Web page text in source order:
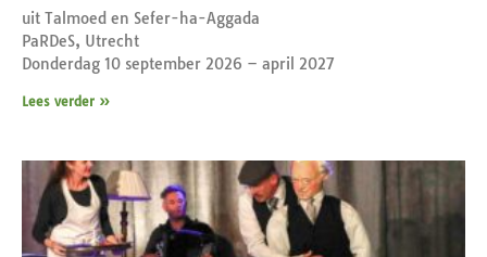
uit Talmoed en Sefer-ha-Aggada
PaRDeS, Utrecht
Donderdag 10 september 2026 – april 2027
Lees verder »